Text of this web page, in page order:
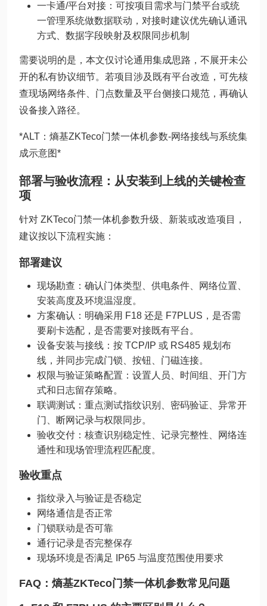
一卡通/平台对接：可按项目需求与门禁平台或统
一管理系统做数据联动，对接时建议优先确认通讯
方式、数据字段映射及权限同步机制
需要说明的是，本文仅讨论通用集成思路，不展开未公
开的私有协议细节。若项目涉及既有平台改造，可先核
查现场网络条件、门点数量及平台侧接口规范，再确认
设备接入路径。
*ALT：熵基ZKTeco门禁一体机参数-网络接线与系统集
成示意图*
部署与验收流程：从安装到上线的关键检查
项
针对 ZKTeco门禁一体机参数升级、新装或改造项目，
建议按以下流程实施：
部署建议
现场勘查：确认门体类型、供电条件、网络位置、
安装高度及环境温湿度。
方案确认：明确采用 F18 还是 F7PLUS，是否需
要刷卡选配，是否需要对接既有平台。
设备安装与接线：按 TCP/IP 或 RS485 规划布
线，并同步完成门锁、按钮、门磁连接。
权限与验证策略配置：设置人员、时间组、开门方
式和日志留存策略。
联调测试：重点测试指纹识别、密码验证、异常开
门、断网记录与权限同步。
验收交付：核查识别稳定性、记录完整性、网络连
通性和现场管理流程匹配度。
验收重点
指纹录入与验证是否稳定
网络通信是否正常
门锁联动是否可靠
通行记录是否完整保存
现场环境是否满足 IP65 与温度范围使用要求
FAQ：熵基ZKTeco门禁一体机参数常见问题